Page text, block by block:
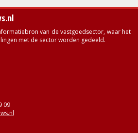
van de vastgoedsector, waar het
met de sector worden gedeeld.
09